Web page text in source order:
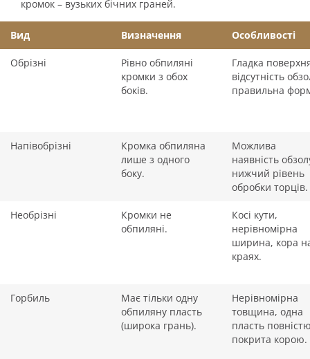
кромок – вузьких бічних граней.
Вид Визначення Особливості
Обрізні
Рівно обпиляні
кромки з обох
боків.
Гладка
відсутність
правильна
Напівобрізні
Кромка обпиляна
лише з одного
боку.
Можлива
наявність
нижчий рівень
обробки торців.
Необрізні
Кромки не
обпиляні.
Косі кути,
нерівномірна
ширина, кора
краях.
Горбиль
Має тільки одну
обпиляну пласть
(широка грань).
Нерівномірна
товщина, одна
пласть
покрита корою.